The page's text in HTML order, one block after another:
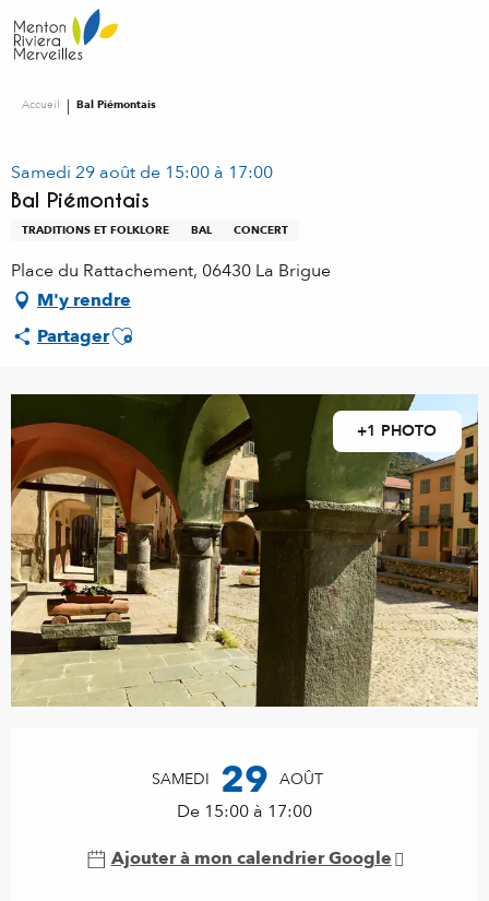
au
contenu
Accueil Bal Piémontais
Samedi 29 août de 15:00 à 17:00
Bal Piémontais
TRADITIONS ET FOLKLORE BAL CONCERT
Place du Rattachement, 06430 La Brigue
M'y rendre
PartagerAjouter aux favoris
+1 PHOTO
SAMEDI 29 AOÛT
De 15:00 à 17:00
Ajouter à mon calendrier Google